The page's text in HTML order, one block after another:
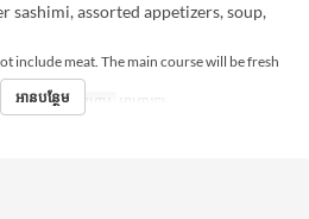
sashimi, assorted appetizers, soup,
include meat. The main course will be fresh
ៅរ៍, ថ្ងៃឈប់ អាហារ អាហារឡ
អានបន្ថែម